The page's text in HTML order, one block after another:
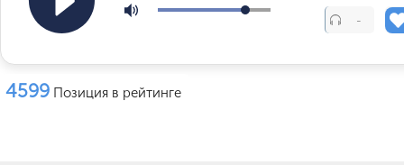
-
4599 Позиция в рейтинге